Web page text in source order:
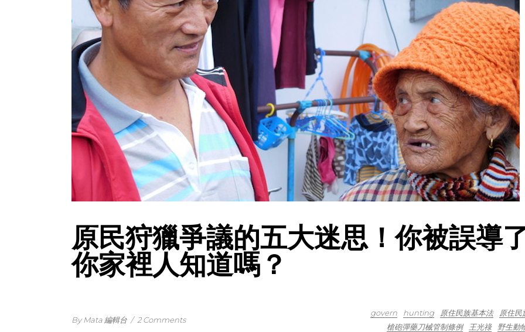
原民狩獵爭議的五大迷思！你被誤導
你家裡人知道嗎？
By Mata 編輯台 / 2 Comments
govern hunting 原住民族基本法
原住民
槍砲彈藥刀械管制條例
王光祿 野生動